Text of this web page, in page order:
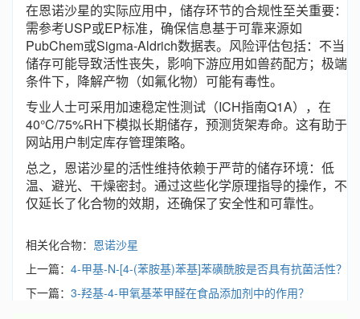
在恩诺沙星的实际应用中，储存环节的合规性至关重要：
需参考USP或EP标准，确保信息基于可靠来源如
PubChem或Sigma-Aldrich数据表。风险评估包括：不当
储存可能导致活性丧失，影响下游应用如兽药配方；极端
条件下，降解产物（如氟化物）可能有毒性。
专业人士可采用加速稳定性测试（ICH指南Q1A），在
40°C/75%RH下模拟长期储存，预测货架寿命。这有助于
网站用户制定库存管理策略。
总之，恩诺沙星的活性维持依赖于严苛的储存环境：低
温、避光、干燥密封。通过这些化学原理指导的操作，不
仅延长了化合物的效期，还确保了安全性和可靠性。
相关化合物： 恩诺沙星
上一篇： 4-甲基-N-[4-(苯胺基)苯基]苯磺酰胺是否具有抗菌活性？
下一篇： 3-羟基-4-甲氧基苯甲醛在食品添加剂中的作用？